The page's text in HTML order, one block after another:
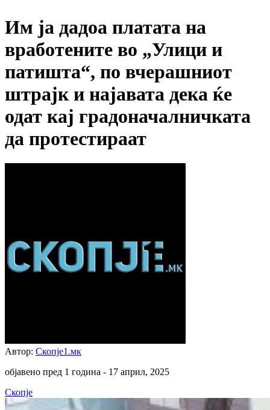
Им ја дадоа платата на
вработените во „Улици и
патишта“, по вчерашниот
штрајк и најавата дека ќе
одат кај градоначалничката
да протестираат
Автор: Скопје1.мк
објавено пред 1 година - 17 април, 2025
Скопје